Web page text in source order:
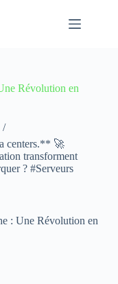
Révolution en
centers.** 🚀
transforment
? #Serveurs
: Une Révolution en